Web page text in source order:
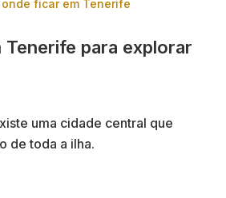
ficar em Tenerife
Tenerife para explorar
uma cidade central que
de toda a ilha.